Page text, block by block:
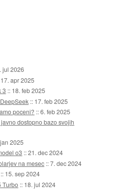
jul 2026
17. apr 2025
3 :: 18. feb 2025
:: 17. feb 2025
poceni? ::6. feb 2025
dostopno bazo svojih
2025
o3 ::21. dec 2024
na mesec ::7. dec 2024
:: 15. sep 2024
Turbo :: 18. jul 2024